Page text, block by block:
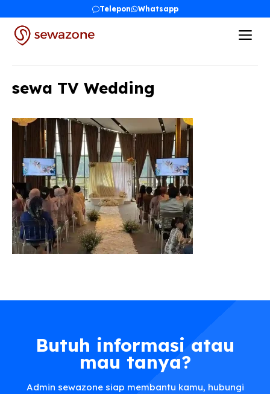
content
Telepon Whatsapp
sewa TV Wedding
Butuh informasi atau
mau tanya?
Admin sewazone siap membantu kamu, hubungi